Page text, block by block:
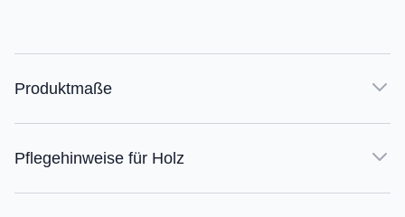
Produktmaße
Pflegehinweise für Holz